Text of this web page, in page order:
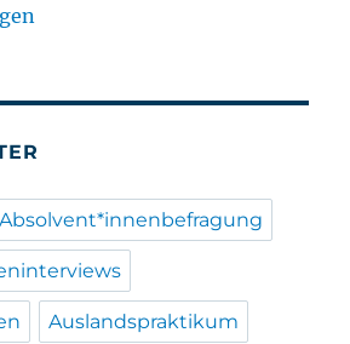
Absolvent*innenbefragung
Auslandspraktikum